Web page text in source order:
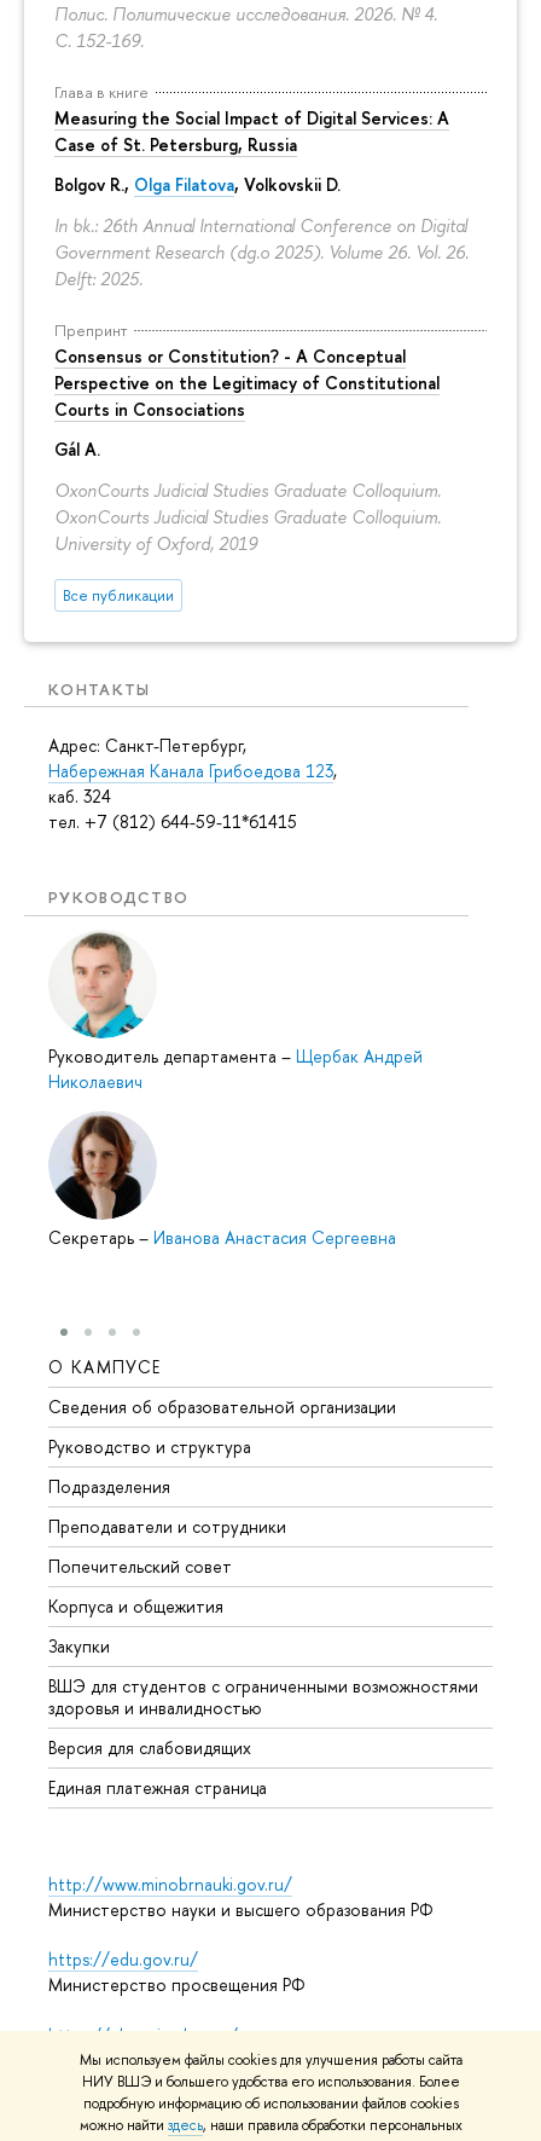
Мы используем файлы cookies для улучшения работы сайта
НИУ ВШЭ и большего удобства его использования. Более
подробную информацию об использовании файлов cookies
можно найти здесь, наши правила обработки персональных
Полис. Политические исследования. 2026. № 4.
С. 152-169.
Глава в книге
Measuring the Social Impact of Digital Services: A
Case of St. Petersburg, Russia
Bolgov R., Olga Filatova, Volkovskii D.
In bk.: 26th Annual International Conference on Digital
Government Research (dg.o 2025). Volume 26. Vol. 26.
Delft: 2025.
Препринт
Consensus or Constitution? - A Conceptual
Perspective on the Legitimacy of Constitutional
Courts in Consociations
Gál A.
OxonCourts Judicial Studies Graduate Colloquium.
OxonCourts Judicial Studies Graduate Colloquium.
University of Oxford, 2019
Все публикации
КОНТАКТЫ
Адрес: Санкт-Петербург,
Набережная Канала Грибоедова 123,
каб. 324
тел. +7 (812) 644-59-11*61415
РУКОВОДСТВО
Руководитель департамента – Щербак Андрей
Николаевич
Секретарь – Иванова Анастасия Сергеевна
О КАМПУСЕ
Сведения об образовательной организации
Руководство и структура
Подразделения
Преподаватели и сотрудники
Попечительский совет
Корпуса и общежития
Закупки
ВШЭ для студентов с ограниченными возможностями
здоровья и инвалидностью
Версия для слабовидящих
Единая платежная страница
http://www.minobrnauki.gov.ru/
Министерство науки и высшего образования РФ
https://edu.gov.ru/
Министерство просвещения РФ
https://elearning.hse.ru/mooc
Массовые открытые онлайн-курсы